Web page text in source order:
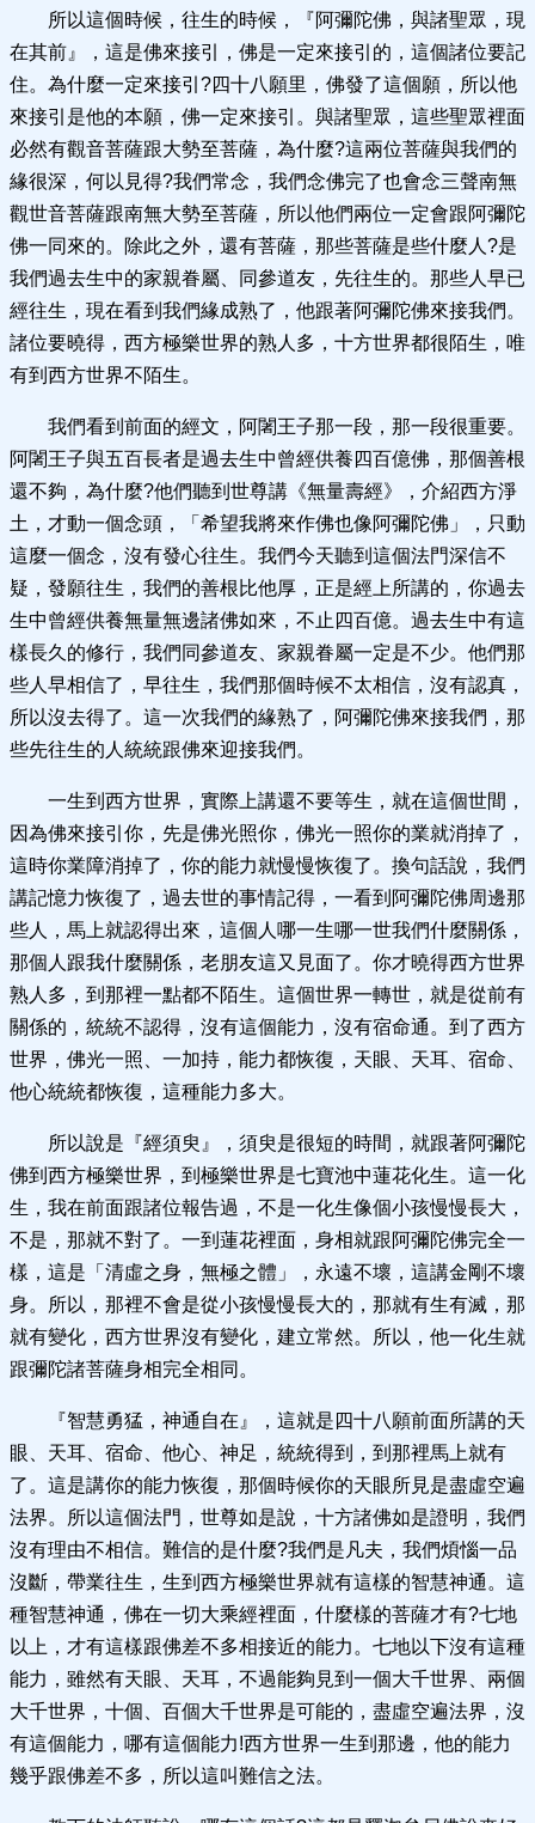
所以這個時候，往生的時候，『阿彌陀佛，與諸聖眾，現
在其前』，這是佛來接引，佛是一定來接引的，這個諸位要記
住。為什麼一定來接引?四十八願里，佛發了這個願，所以他
來接引是他的本願，佛一定來接引。與諸聖眾，這些聖眾裡面
必然有觀音菩薩跟大勢至菩薩，為什麼?這兩位菩薩與我們的
緣很深，何以見得?我們常念，我們念佛完了也會念三聲南無
觀世音菩薩跟南無大勢至菩薩，所以他們兩位一定會跟阿彌陀
佛一同來的。除此之外，還有菩薩，那些菩薩是些什麼人?是
我們過去生中的家親眷屬、同參道友，先往生的。那些人早已
經往生，現在看到我們緣成熟了，他跟著阿彌陀佛來接我們。
諸位要曉得，西方極樂世界的熟人多，十方世界都很陌生，唯
有到西方世界不陌生。
我們看到前面的經文，阿闍王子那一段，那一段很重要。
阿闍王子與五百長者是過去生中曾經供養四百億佛，那個善根
還不夠，為什麼?他們聽到世尊講《無量壽經》，介紹西方淨
土，才動一個念頭，「希望我將來作佛也像阿彌陀佛」，只動
這麼一個念，沒有發心往生。我們今天聽到這個法門深信不
疑，發願往生，我們的善根比他厚，正是經上所講的，你過去
生中曾經供養無量無邊諸佛如來，不止四百億。過去生中有這
樣長久的修行，我們同參道友、家親眷屬一定是不少。他們那
些人早相信了，早往生，我們那個時候不太相信，沒有認真，
所以沒去得了。這一次我們的緣熟了，阿彌陀佛來接我們，那
些先往生的人統統跟佛來迎接我們。
一生到西方世界，實際上講還不要等生，就在這個世間，
因為佛來接引你，先是佛光照你，佛光一照你的業就消掉了，
這時你業障消掉了，你的能力就慢慢恢復了。換句話說，我們
講記憶力恢復了，過去世的事情記得，一看到阿彌陀佛周邊那
些人，馬上就認得出來，這個人哪一生哪一世我們什麼關係，
那個人跟我什麼關係，老朋友這又見面了。你才曉得西方世界
熟人多，到那裡一點都不陌生。這個世界一轉世，就是從前有
關係的，統統不認得，沒有這個能力，沒有宿命通。到了西方
世界，佛光一照、一加持，能力都恢復，天眼、天耳、宿命、
他心統統都恢復，這種能力多大。
所以說是『經須臾』，須臾是很短的時間，就跟著阿彌陀
佛到西方極樂世界，到極樂世界是七寶池中蓮花化生。這一化
生，我在前面跟諸位報告過，不是一化生像個小孩慢慢長大，
不是，那就不對了。一到蓮花裡面，身相就跟阿彌陀佛完全一
樣，這是「清虛之身，無極之體」，永遠不壞，這講金剛不壞
身。所以，那裡不會是從小孩慢慢長大的，那就有生有滅，那
就有變化，西方世界沒有變化，建立常然。所以，他一化生就
跟彌陀諸菩薩身相完全相同。
『智慧勇猛，神通自在』，這就是四十八願前面所講的天
眼、天耳、宿命、他心、神足，統統得到，到那裡馬上就有
了。這是講你的能力恢復，那個時候你的天眼所見是盡虛空遍
法界。所以這個法門，世尊如是說，十方諸佛如是證明，我們
沒有理由不相信。難信的是什麼?我們是凡夫，我們煩惱一品
沒斷，帶業往生，生到西方極樂世界就有這樣的智慧神通。這
種智慧神通，佛在一切大乘經裡面，什麼樣的菩薩才有?七地
以上，才有這樣跟佛差不多相接近的能力。七地以下沒有這種
能力，雖然有天眼、天耳，不過能夠見到一個大千世界、兩個
大千世界，十個、百個大千世界是可能的，盡虛空遍法界，沒
有這個能力，哪有這個能力!西方世界一生到那邊，他的能力
幾乎跟佛差不多，所以這叫難信之法。